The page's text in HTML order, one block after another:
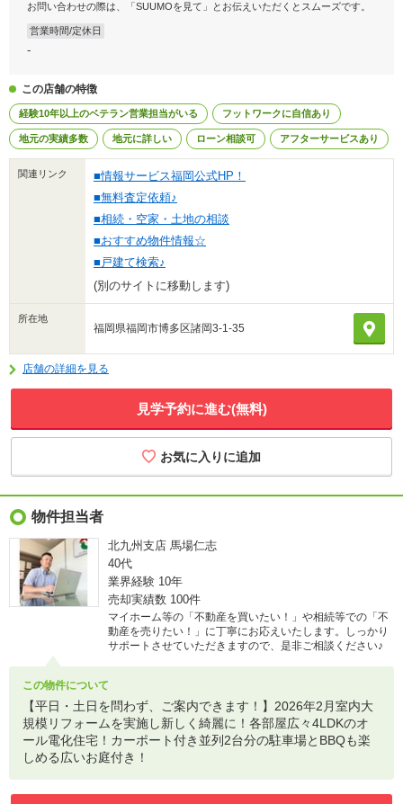
お問い合わせの際は、「SUUMOを見て」とお伝えいただくとスムーズです。
営業時間/定休日
-
この店舗の特徴
経験10年以上のベテラン営業担当がいる フットワークに自信あり
地元の実績多数 地元に詳しい ローン相談可 アフターサービスあり
関連リンク
■情報サービス福岡公式HP！
■無料査定依頼♪
■相続・空家・土地の相談
■おすすめ物件情報☆
■戸建て検索♪
(別のサイトに移動します)
所在地
福岡県福岡市博多区諸岡3-1-35
店舗の詳細を見る
見学予約に進む(無料)
物件担当者
北九州支店 馬場仁志
40代
業界経験 10年
売却実績数 100件
マイホーム等の「不動産を買いたい！」や相続等での「不
動産を売りたい！」に丁寧にお応えいたします。しっかり
サポートさせていただきますので、是非ご相談ください♪
この物件について
【平日・土日を問わず、ご案内できます！】2026年2月室内大
規模リフォームを実施し新しく綺麗に！各部屋広々4LDKのオ
ール電化住宅！カーポート付き並列2台分の駐車場とBBQも楽
しめる広いお庭付き！